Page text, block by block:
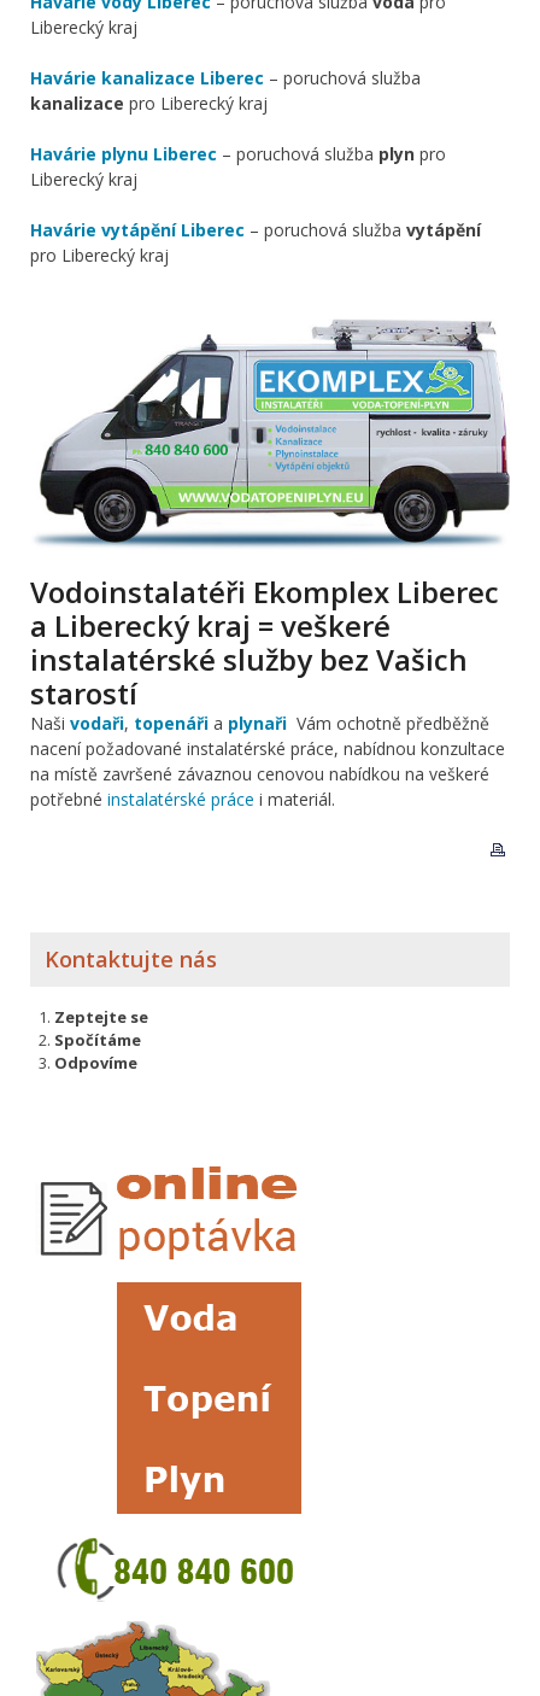
Liberecký kraj
Havárie kanalizace Liberec – poruchová služba
kanalizace pro Liberecký kraj
Havárie plynu Liberec – poruchová služba plyn pro
Liberecký kraj
Havárie vytápění Liberec – poruchová služba vytápění
pro Liberecký kraj
Vodoinstalatéři Ekomplex Liberec
a Liberecký kraj = veškeré
instalatérské služby bez Vašich
starostí
Naši vodaři, topenáři a plynaři Vám ochotně předběžně
nacení požadované instalatérské práce, nabídnou konzultace
na místě završené závaznou cenovou nabídkou na veškeré
potřebné instalatérské práce i materiál.
Kontaktujte nás
Zeptejte se
Spočítáme
Odpovíme